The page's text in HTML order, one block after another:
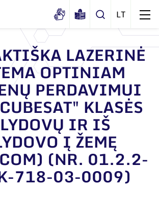
mus
ir akreditavimo pažymėjimai
pirkimai
prevencija
apsauga
skyriai
skyriai
taryba
rekvizitai
LAZERINĖ
OPTINIAM
PERDAVIMUI
KLASĖS
IR IŠ
Į ŽEMĘ
(NR. 01.2.2-
718-03-0009)